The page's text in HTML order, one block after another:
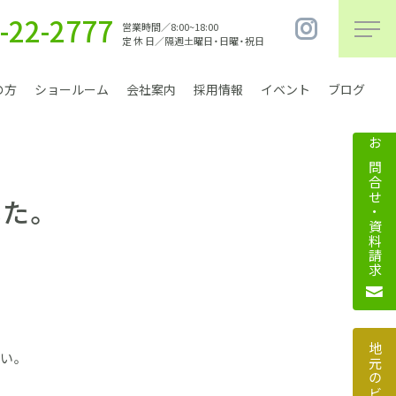
2777
営業時間／8:00~18:00
定 休 日／隔週土曜日・日曜・祝日
方 ショールーム 会社案内 採用情報 イベント ブログ
。
。
お問合せ・資料請求